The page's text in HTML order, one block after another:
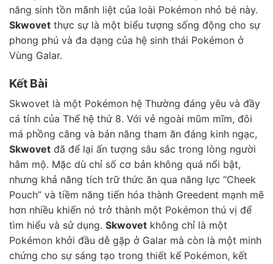
năng sinh tồn mãnh liệt của loài Pokémon nhỏ bé này.
Skwovet thực sự là một biểu tượng sống động cho sự
phong phú và đa dạng của hệ sinh thái Pokémon ở
Vùng Galar.
Kết Bài
Skwovet là một Pokémon hệ Thường đáng yêu và đầy
cá tính của Thế hệ thứ 8. Với vẻ ngoài mũm mĩm, đôi
má phồng căng và bản năng tham ăn đáng kinh ngạc,
Skwovet đã để lại ấn tượng sâu sắc trong lòng người
hâm mộ. Mặc dù chỉ số cơ bản không quá nổi bật,
nhưng khả năng tích trữ thức ăn qua năng lực “Cheek
Pouch” và tiềm năng tiến hóa thành Greedent mạnh mẽ
hơn nhiều khiến nó trở thành một Pokémon thú vị để
tìm hiểu và sử dụng. Skwovet không chỉ là một
Pokémon khởi đầu dễ gặp ở Galar mà còn là một minh
chứng cho sự sáng tạo trong thiết kế Pokémon, kết